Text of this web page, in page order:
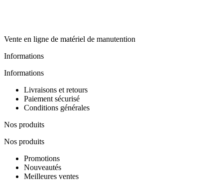
Vente en ligne de matériel de manutention
Informations
Informations
Livraisons et retours
Paiement sécurisé
Conditions générales
Nos produits
Nos produits
Promotions
Nouveautés
Meilleures ventes